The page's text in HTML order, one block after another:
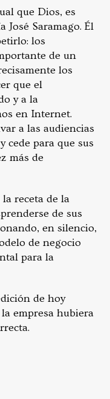
que Dios, es
José Saramago. Él
los
de un
los
que el
y a la
en Internet.
a las audiencias
cede para que sus
más de
receta de la
de sus
en silencio,
de negocio
para la
de hoy
empresa hubiera